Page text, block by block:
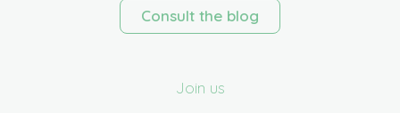
Consult the blog
Join us